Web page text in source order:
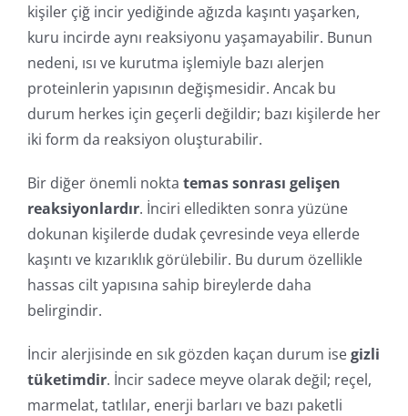
kişiler çiğ incir yediğinde ağızda kaşıntı yaşarken,
kuru incirde aynı reaksiyonu yaşamayabilir. Bunun
nedeni, ısı ve kurutma işlemiyle bazı alerjen
proteinlerin yapısının değişmesidir. Ancak bu
durum herkes için geçerli değildir; bazı kişilerde her
iki form da reaksiyon oluşturabilir.
Bir diğer önemli nokta temas sonrası gelişen
reaksiyonlardır. İnciri elledikten sonra yüzüne
dokunan kişilerde dudak çevresinde veya ellerde
kaşıntı ve kızarıklık görülebilir. Bu durum özellikle
hassas cilt yapısına sahip bireylerde daha
belirgindir.
İncir alerjisinde en sık gözden kaçan durum isegizli
tüketimdir. İncir sadece meyve olarak değil; reçel,
marmelat, tatlılar, enerji barları ve bazı paketli